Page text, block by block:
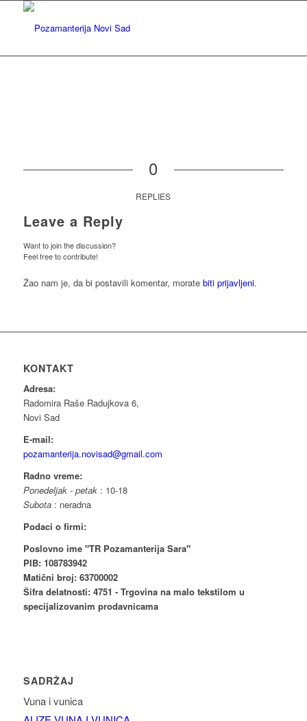
0
REPLIES
Leave a Reply
Want to join the discussion?
Feel free to contribute!
Žao nam je, da bi postavili komentar, morate biti prijavljeni.
KONTAKT
Adresa:
Radomira Raše Radujkova 6,
Novi Sad
E-mail:
pozamanterija.novisad@gmail.com
Radno vreme:
Ponedeljak - petak: 10-18
Subota: neradna
Podaci o firmi:
Poslovno ime "TR Pozamanterija Sara"
PIB: 108783942
Matični broj: 63700002
Šifra delatnosti: 4751 - Trgovina na malo tekstilom u
specijalizovanim prodavnicama
SADRŽAJ
Vuna i vunica